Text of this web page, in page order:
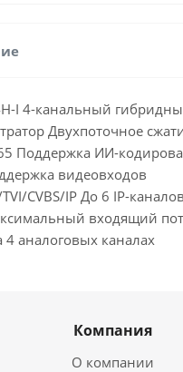
I 4-канальный
Двухпоточное
Поддержка ИИ-
видеовходов
CVBS/IP До 6 IP-
входящий
4 аналоговых каналах
Компания
О компании